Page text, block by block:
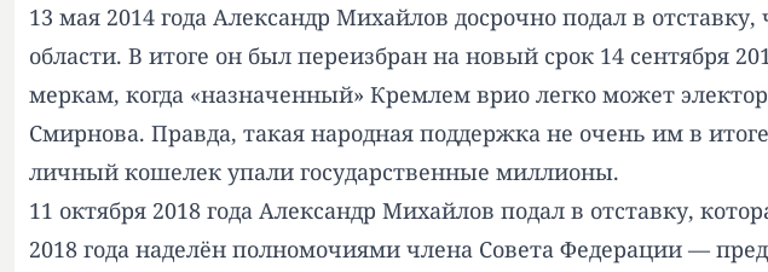
13 мая 2014 года Александр Михайлов досрочно подал в
области. В итоге он был переизбран на новый срок 14 сентября
меркам, когда «назначенный» Кремлем врио легко может
Смирнова. Правда, такая народная поддержка не очень им в
личный кошелек упали государственные миллионы.
11 октября 2018 года Александр Михайлов подал в отставку,
2018 года наделён полномочиями члена Совета Федерации —